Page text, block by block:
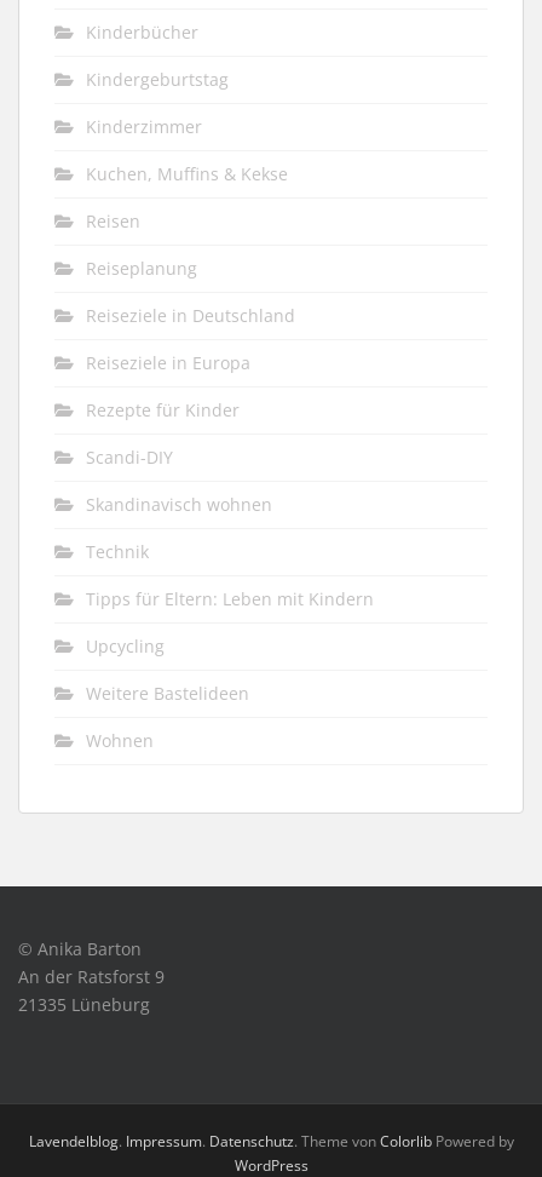
Kinderbücher
Kindergeburtstag
Kinderzimmer
Kuchen, Muffins & Kekse
Reisen
Reiseplanung
Reiseziele in Deutschland
Reiseziele in Europa
Rezepte für Kinder
Scandi-DIY
Skandinavisch wohnen
Technik
Tipps für Eltern: Leben mit Kindern
Upcycling
Weitere Bastelideen
Wohnen
© Anika Barton
An der Ratsforst 9
21335 Lüneburg
Lavendelblog. Impressum. Datenschutz. Theme vonColorlibPowered by
WordPress